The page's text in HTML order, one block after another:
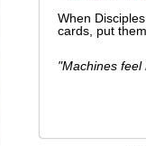
When
cards, put
"Machines